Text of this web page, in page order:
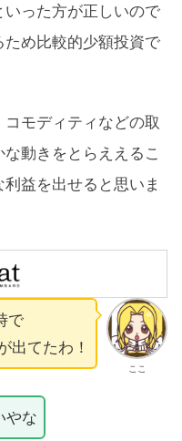
った方が正しいので
め比較的少額投資で
モディティなどの取
動きをとらええるこ
益を出せると思いま
ここ
で
出てたわ！
やな